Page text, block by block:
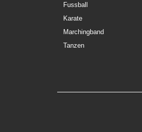
Fussball
Karate
Marchingband
Tanzen